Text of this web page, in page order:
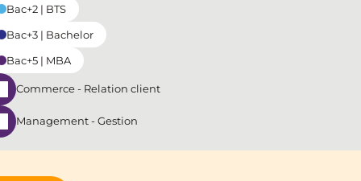
Bac+2 | BTS
Bac+3 | Bachelor
Bac+5 | MBA
Commerce - Relation client
Management - Gestion